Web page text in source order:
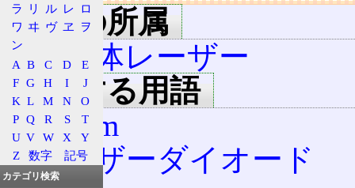
用語の所属
半導体レーザー
関連する用語
470nm
レーザーダイオード
ラ
リ ル レ ロ
ワ ヰ ヴ ヱ
ヲ
ン
A B C D
E
F G H I
J
K L M N
O
P Q R S
T
U V W X
Y
Z
数字 記号
カテゴリ検索